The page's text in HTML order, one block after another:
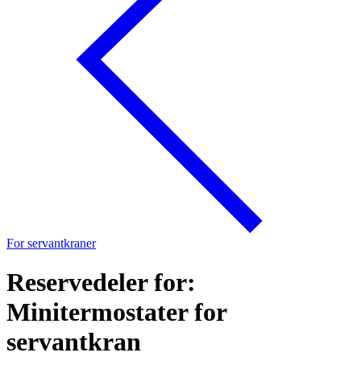
For servantkraner
Reservedeler for:
Minitermostater for
servantkran